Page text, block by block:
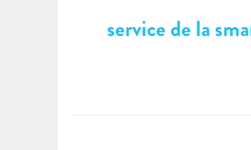
service de la